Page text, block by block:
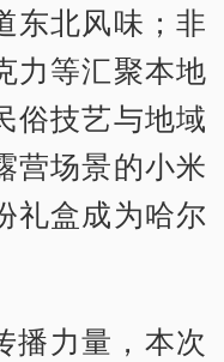
东北风味；非
力等汇聚本地
俗技艺与地域
营场景的小米
礼盒成为哈尔
播力量，本次